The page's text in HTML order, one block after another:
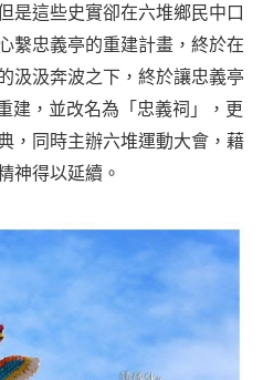
是這些史實卻在六堆鄉民中口
繫忠義亭的重建計畫，終於在
汲汲奔波之下，終於讓忠義亭
建，並改名為「忠義祠」，更
，同時主辦六堆運動大會，藉
神得以延續。